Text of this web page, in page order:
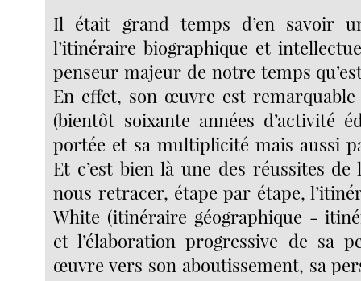
Il était grand temps d’en savoir
l’itinéraire biographique et
penseur majeur de notre temps
En effet, son œuvre est remarquable
(bientôt soixante années d’activité
portée et sa multiplicité mais aussi
Et c’est bien là une des réussites de
nous retracer, étape par étape,
White (itinéraire géographique -
et l’élaboration progressive de sa
œuvre vers son aboutissement, sa